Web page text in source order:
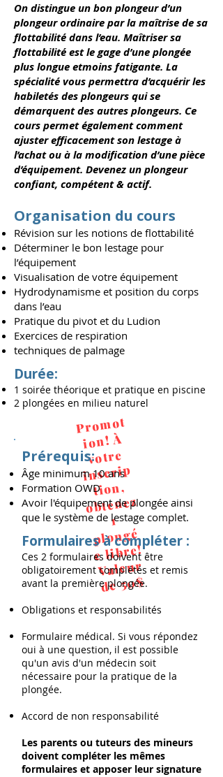
On distingue un bon plongeur d’un
plongeur ordinaire par la maîtrise de sa
flottabilité dans l’eau. Maîtriser sa
flottabilité est le gage d’une plongée
plus longue etmoins fatigante. La
spécialité vous permettra d’acquérir les
habiletés des plongeurs qui se
démarquent des autres plongeurs. Ce
cours permet également comment
ajuster efficacement son lestage à
l’achat ou à la modification d’une pièce
d’équipement. Devenez un plongeur
confiant, compétent & actif.
Organisation du cours
Révision sur les notions de flottabilité
Déterminer le bon lestage pour
l’équipement
Visualisation de votre équipement
Hydrodynamisme et position du corps
dans l’eau
Pratique du pivot et du Ludion
Exercices de respiration
techniques de palmage
Durée:
​1 soirée théorique et pratique en piscine
2 plongées en milieu naturel
Pro
mot
ion! À
votre
inscrip
tion,
obtenez
1
plongé
e libre!
Valeur
de 50$
Prérequis:
Âge minimum 10 ans
Formation OWD
Avoir l'équipement de plongée ainsi
que le système de lestage complet.
Formulaires à compléter :
Ces 2 formulaires doivent être
obligatoirement complétés et remis
avant la première plongée.
Obligations et responsabilités
Formulaire médical. Si vous répondez
oui à une question, il est possible
qu'un avis d'un médecin soit
nécessaire pour la pratique de la
plongée.
Accord de non responsabilité
Les parents ou tuteurs des mineurs
doivent compléter les mêmes
formulaires et apposer leur signature